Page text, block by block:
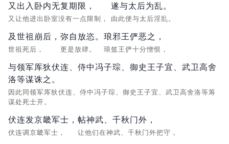
又出入卧内无复期限，
又让他进出卧室没有一点限制，
遂与太后为乱。
由此便与太后淫乱。
及世祖崩后，
世祖死后，
弥自放恣。
更是放肆。
琅邪王俨恶之，
琅笽王俨十分憎恨，
与领军厍狄伏连、侍中冯子琮、御史王子宜、武卫高舍
洛等谋诛之。
因此同领军厍狄伏连、侍中冯子琮、御史王子宜、武卫高舍洛等筹
谋处死士开。
伏连发京畿军士，
伏连调京畿军士，
帖神武、千秋门外，
让他们在神武、千秋门外把守，